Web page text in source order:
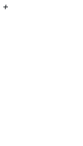
+